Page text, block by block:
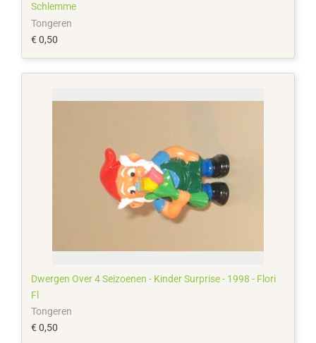
Schlemme
Tongeren
€ 0,50
Dwergen Over 4 Seizoenen - Kinder Surprise - 1998 - Flori
Fl
Tongeren
€ 0,50